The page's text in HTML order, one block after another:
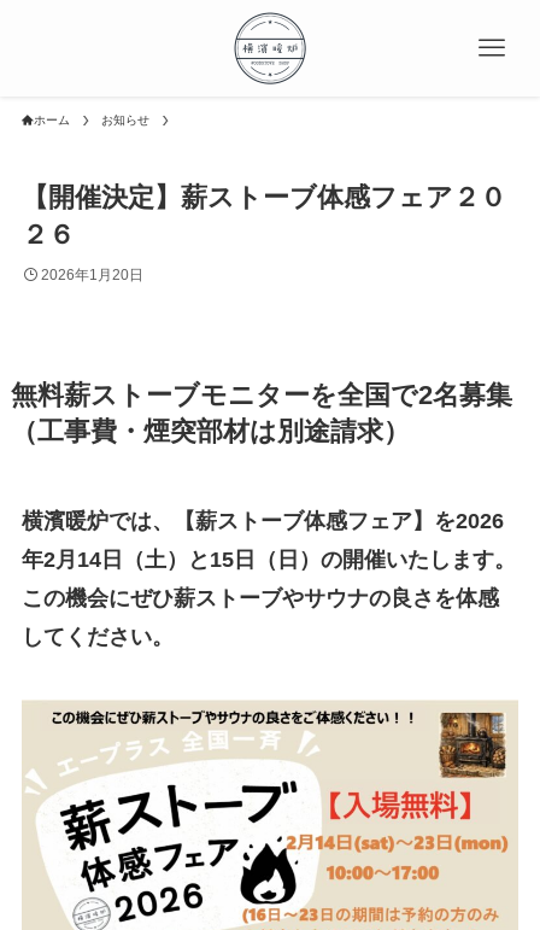
ホーム お知らせ
【開催決定】薪ストーブ体感フェア２０
２６
2026年1月20日
無料薪ストーブモニターを全国で2名募集
（工事費・煙突部材は別途請求）
横濱暖炉では、【薪ストーブ体感フェア】を2026
年2月14日（土）と15日（日）の開催いたします。
この機会にぜひ薪ストーブやサウナの良さを体感
してください。